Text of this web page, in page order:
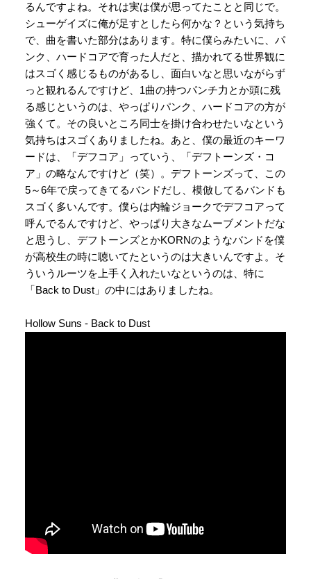
るんですよね。それは実は僕が思ってたことと同じで。
シューゲイズに俺が足すとしたら何かな？という気持ち
で、曲を書いた部分はあります。特に僕らみたいに、パ
ンク、ハードコアで育った人だと、描かれてる世界観に
はスゴく感じるものがあるし、面白いなと思いながらず
っと観れるんですけど、1曲の持つパンチ力とか頭に残
る感じというのは、やっぱりパンク、ハードコアの方が
強くて。その良いところ同士を掛け合わせたいなという
気持ちはスゴくありましたね。あと、僕の最近のキーワ
ードは、「デフコア」っていう、「デフトーンズ・コ
ア」の略なんですけど（笑）。デフトーンズって、この
5～6年で戻ってきてるバンドだし、模倣してるバンドも
スゴく多いんです。僕らは内輪ジョークでデフコアって
呼んでるんですけど、やっぱり大きなムーブメントだな
と思うし、デフトーンズとかKORNのようなバンドを僕
が高校生の時に聴いてたというのは大きいんですよ。そ
ういうルーツを上手く入れたいなというのは、特に
「Back to Dust」の中にはありましたね。
Hollow Suns - Back to Dust